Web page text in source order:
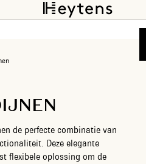
de perfecte combinatie van
Deze elegante
flexibele oplossing om de